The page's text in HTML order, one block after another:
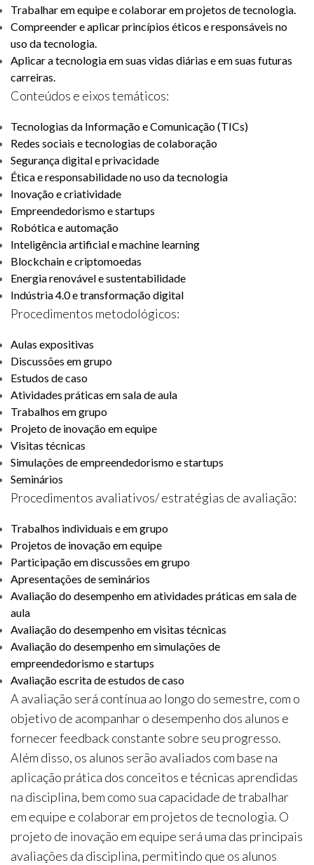
Trabalhar em equipe e colaborar em projetos de tecnologia.
Compreender e aplicar princípios éticos e responsáveis no
uso da tecnologia.
Aplicar a tecnologia em suas vidas diárias e em suas futuras
carreiras.
Conteúdos e eixos temáticos:
Tecnologias da Informação e Comunicação (TICs)
Redes sociais e tecnologias de colaboração
Segurança digital e privacidade
Ética e responsabilidade no uso da tecnologia
Inovação e criatividade
Empreendedorismo e startups
Robótica e automação
Inteligência artificial e machine learning
Blockchain e criptomoedas
Energia renovável e sustentabilidade
Indústria 4.0 e transformação digital
Procedimentos metodológicos:
Aulas expositivas
Discussões em grupo
Estudos de caso
Atividades práticas em sala de aula
Trabalhos em grupo
Projeto de inovação em equipe
Visitas técnicas
Simulações de empreendedorismo e startups
Seminários
Procedimentos avaliativos/ estratégias de avaliação:
Trabalhos individuais e em grupo
Projetos de inovação em equipe
Participação em discussões em grupo
Apresentações de seminários
Avaliação do desempenho em atividades práticas em sala de
aula
Avaliação do desempenho em visitas técnicas
Avaliação do desempenho em simulações de
empreendedorismo e startups
Avaliação escrita de estudos de caso
A avaliação será contínua ao longo do semestre, com o
objetivo de acompanhar o desempenho dos alunos e
fornecer feedback constante sobre seu progresso.
Além disso, os alunos serão avaliados com base na
aplicação prática dos conceitos e técnicas aprendidas
na disciplina, bem como sua capacidade de trabalhar
em equipe e colaborar em projetos de tecnologia. O
projeto de inovação em equipe será uma das principais
avaliações da disciplina, permitindo que os alunos